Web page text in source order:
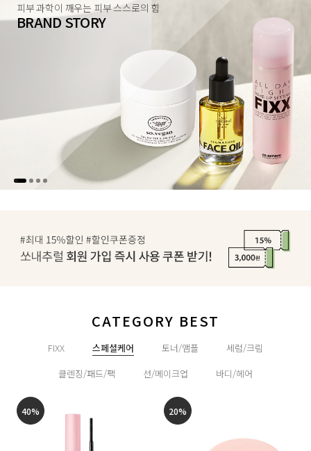
피부 과학이 깨우는 피부 스스로의 힘
BRAND STORY
CATEGORY BEST
FIXX 스페셜케어 토너/앰플
세럼/크림
클렌징/패드/팩
선/메이크업 바디/헤어
40% 20%